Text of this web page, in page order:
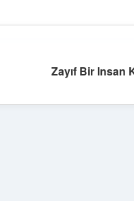
Zayıf Bir Insan